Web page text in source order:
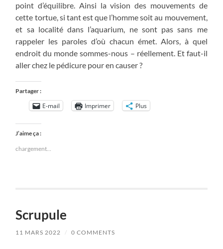
point d’équilibre. Ainsi la vision des mouvements de
cette tortue, si tant est que l’homme soit au mouvement,
et sa localité dans l’aquarium, ne sont pas sans me
rappeler les paroles d’où chacun émet. Alors, à quel
endroit du monde sommes-nous – réellement. Et faut-il
aller chez le pédicure pour en causer ?
Partager :
E-mail Imprimer Plus
J’aime ça :
chargement…
Scrupule
11 MARS 2022 / 0 COMMENTS